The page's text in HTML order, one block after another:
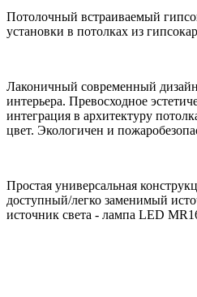
Потолочный встраиваемый
установки в потолках из
Лаконичный современный
интерьера. Превосходное
интеграция в архитектуру
цвет. Экологичен и
Простая универсальная
доступный/легко заменимый
источник света - лампа LED